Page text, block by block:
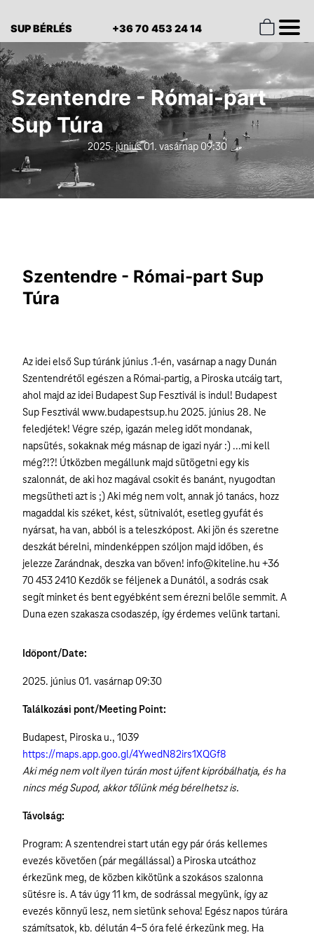
SUP BÉRLÉS +36 70 453 24 14
Szentendre - Római-part
Sup Túra
2025. június 01. vasárnap 09:30
Szentendre - Római-part Sup
Túra
Az idei első Sup túránk június .1-én, vasárnap a nagy Dunán
Szentendrétől egészen a Római-partig, a Piroska utcáig tart,
ahol majd az idei Budapest Sup Fesztivál is indul! Budapest
Sup Fesztivál www.budapestsup.hu 2025. június 28. Ne
feledjétek! Végre szép, igazán meleg időt mondanak,
napsütés, sokaknak még másnap de igazi nyár :) ...mi kell
még?!?! Útközben megállunk majd sütögetni egy kis
szalonnát, de aki hoz magával csokit és banánt, nyugodtan
megsütheti azt is ;) Aki még nem volt, annak jó tanács, hozz
magaddal kis széket, kést, sütnivalót, esetleg gyufát és
nyársat, ha van, abból is a teleszkópost. Aki jön és szeretne
deszkát bérelni, mindenképpen szóljon majd időben, és
jelezze Zarándnak, deszka van bőven! info@kiteline.hu +36
70 453 2410 Kezdők se féljenek a Dunától, a sodrás csak
segít minket és bent egyébként sem érezni belőle semmit. A
Duna ezen szakasza csodaszép, így érdemes velünk tartani.
Időpont/Date:
2025. június 01. vasárnap 09:30
Találkozási pont/Meeting Point:
Budapest, Piroska u., 1039
https://maps.app.goo.gl/4YwedN82irs1XQGf8
Aki még nem volt ilyen túrán most újfent kipróbálhatja, és ha
nincs még Supod, akkor tőlünk még bérelhetsz is.
Távolság:
Program: A szentendrei start után egy pár órás kellemes
evezés követően (pár megállással) a Piroska utcáthoz
érkezünk meg, de közben kikötünk a szokásos szalonna
sütésre is. A táv úgy 11 km, de sodrással megyünk, így az
evezés könnyű lesz, nem sietünk sehova! Egész napos túrára
számítsatok, kb. délután 4-5 óra felé érkezünk meg. Ha